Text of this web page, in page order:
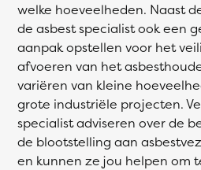
welke hoeveelheden. Naast
de asbest specialist ook een
aanpak opstellen voor het
afvoeren van het
variëren van kleine
grote industriële projecten.
specialist adviseren over de
de blootstelling aan
en kunnen ze jou helpen om